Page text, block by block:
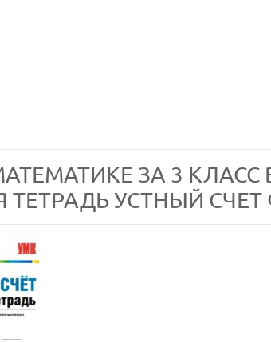
ЗА 3
ТЕТРАДЬ УСТНЫЙ СЧЕТ